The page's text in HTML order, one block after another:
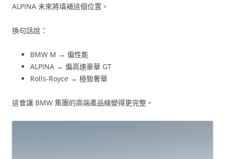
ALPINA 未來將填補這個位置。
換句話說：
BMW M → 偏性能
ALPINA → 偏高速豪華 GT
Rolls-Royce → 極致奢華
這會讓 BMW 集團的高端產品線變得更完整。